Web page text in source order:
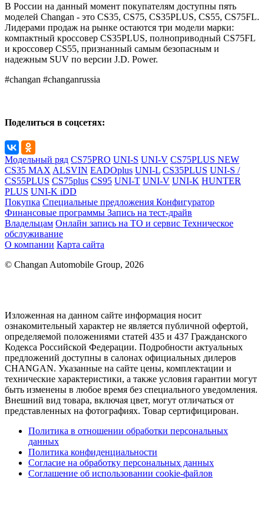
В России на данный момент покупателям доступны пять
моделей Changan - это CS35, CS75, CS35PLUS, CS55, CS75FL.
Лидерами продаж на рынке остаются три модели марки:
компактный кроссовер CS35PLUS, полноприводный CS75FL
и кроссовер CS55, признанный самым безопасным и
надежным SUV по версии J.D. Power.
#changan #changanrussia
Поделиться в соцсетях:
Модельный ряд CS75PRO UNI-S UNI-V CS75PLUS NEW
CS35 MAX ALSVIN EADOplus UNI-L CS35PLUS UNI-S /
CS55PLUS CS75plus CS95 UNI-T UNI-V UNI-K HUNTER
PLUS UNI-K iDD
Покупка Специальные предложения Конфигуратор
Финансовые программы Запись на тест-драйв
Владельцам Онлайн запись на ТО и сервис Техническое
обслуживание
О компании Карта сайта
© Changan Automobile Group, 2026
Изложенная на данном сайте информация носит
ознакомительный характер не является публичной офертой,
определяемой положениями статей 435 и 437 Гражданского
Кодекса Российской Федерации. Подробности актуальных
предложений доступны в салонах официальных дилеров
CHANGAN. Указанные на сайте цены, комплектации и
технические характеристики, а также условия гарантии могут
быть изменены в любое время без специального уведомления.
Внешний вид товара, включая цвет, могут отличаться от
представленных на фотографиях. Товар сертифицирован.
Политика в отношении обработки персональных
данных
Политика конфиденциальности
Согласие на обработку персональных данных
Соглашение об использовании cookie-файлов